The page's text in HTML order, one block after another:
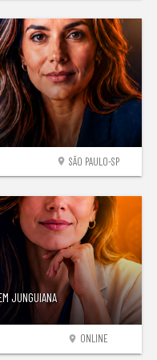
location_on SÃO PAULO-SP
JUNGUIANA
location_on ONLINE